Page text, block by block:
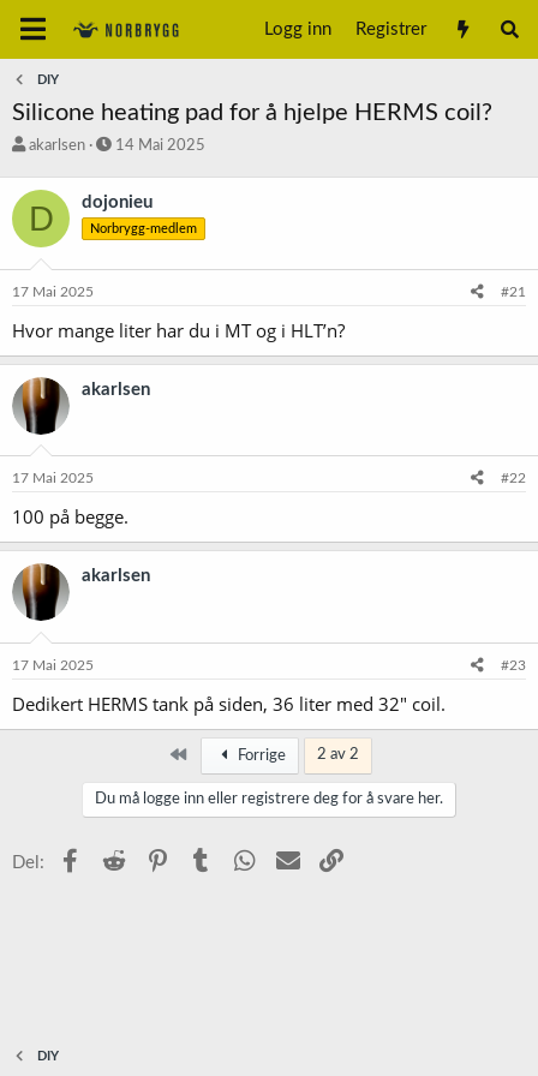
Logg inn Registrer
DIY
Silicone heating pad for å hjelpe HERMS coil?
T
å
d
s
a
e
r
akarlsen
S
r
t
a
14 Mai 2025
D dojonieu
Norbrygg-medlem
17 Mai 2025 #21
Hvor mange liter har du i MT og i HLT’n?
akarlsen
17 Mai 2025 #22
100 på begge.
akarlsen
17 Mai 2025 #23
Dedikert HERMS tank på siden, 36 liter med 32" coil.
Først Forrige 2 av 2
Du må logge inn eller registrere deg for å svare her.
Del: Facebook
Reddit PinterestTumblr WhatsApp
E-post
DIY